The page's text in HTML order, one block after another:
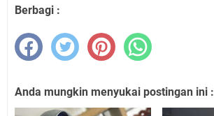
Berbagi :
Anda mungkin menyukai postingan ini :